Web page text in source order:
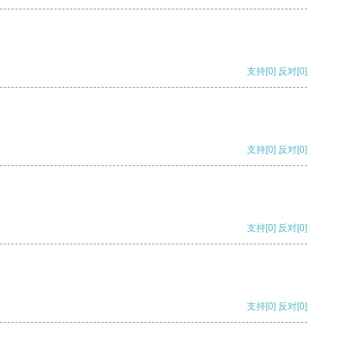
支持[0] 反对[0]
支持[0] 反对[0]
支持[0] 反对[0]
支持[0] 反对[0]